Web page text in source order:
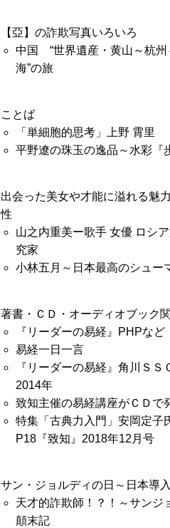
【亞】の詐欺写真いろいろ
中国 “世界遺産・黄山～杭州
海”の旅
ことば
「単細胞的思考」上野 霄里
平野遼の珠玉の逸品～水彩『
出会った美女や才能に溢れる魅
性
山之内重美ー歌手 女優 ロシ
究家
小林五月～日本最高のシュー
著書・ＣＤ・オーディオブック
『リーダーの易経』PHPなど
易経一日一言
『リーダーの易経』角川ＳＳ
2014年
致知主催の易経講座がＣＤで
特集「古典力入門」安岡定子
P18『致知』2018年12月号
サン・ジョルディの日～日本導
天才的詐欺師！？！～サンジ
顛末記